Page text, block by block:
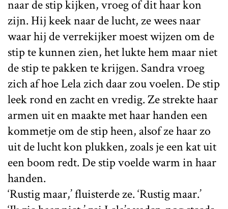
naar de stip kijken, vroeg of dit haar kon
zijn. Hij keek naar de lucht, ze wees naar
waar hij de verrekijker moest wijzen om de
stip te kunnen zien, het lukte hem maar niet
de stip te pakken te krijgen. Sandra vroeg
zich af hoe Lela zich daar zou voelen. De stip
leek rond en zacht en vredig. Ze strekte haar
armen uit en maakte met haar handen een
kommetje om de stip heen, alsof ze haar zo
uit de lucht kon plukken, zoals je een kat uit
een boom redt. De stip voelde warm in haar
handen.
‘Rustig maar,’ fluisterde ze. ‘Rustig maar.’